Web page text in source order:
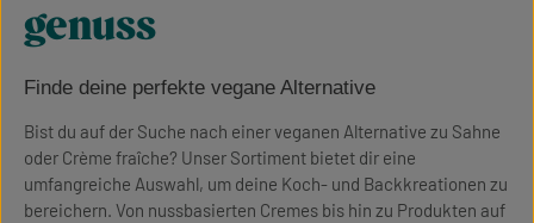
genuss
Finde deine perfekte vegane Alternative
Bist du auf der Suche nach einer veganen Alternative zu Sahne
oder Crème fraîche? Unser Sortiment bietet dir eine
umfangreiche Auswahl, um deine Koch- und Backkreationen zu
bereichern. Von nussbasierten Cremes bis hin zu Produkten auf